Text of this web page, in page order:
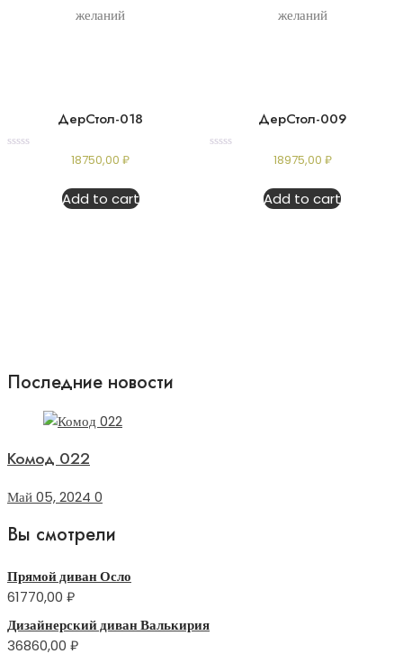
желаний
ДерСтол-018
18750,00₽
Add to cart
желаний
ДерСтол-009
18975,00 ₽
Add to cart
Последние новости
Комод 022
Май 05, 2024 0
Вы смотрели
Прямой диван Осло
61770,00 ₽
Дизайнерский диван Валькирия
36860,00 ₽